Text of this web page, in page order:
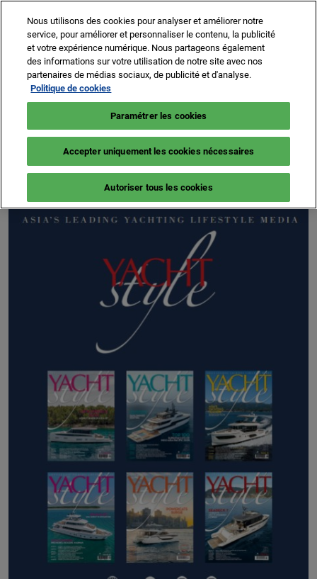
contenu
8 -13 sept. 2026
Cannes – Vieux Port & Port Canto
NEWSLETTER BILLETTERIE
YACHT STYLE
Nous utilisons des cookies pour analyser et améliorer notre
service, pour améliorer et personnaliser le contenu, la publicité
et votre expérience numérique. Nous partageons également
des informations sur votre utilisation de notre site avec nos
partenaires de médias sociaux, de publicité et d'analyse.
Politique de cookies
Paramétrer les cookies
Accepter uniquement les cookies nécessaires
Autoriser tous les cookies